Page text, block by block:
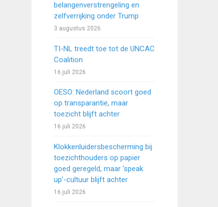
belangenverstrengeling en
zelfverrijking onder Trump
3 augustus 2026
TI-NL treedt toe tot de UNCAC
Coalition
16 juli 2026
OESO: Nederland scoort goed
op transparantie, maar
toezicht blijft achter
16 juli 2026
Klokkenluidersbescherming bij
toezichthouders op papier
goed geregeld, maar ‘speak
up’-cultuur blijft achter
16 juli 2026